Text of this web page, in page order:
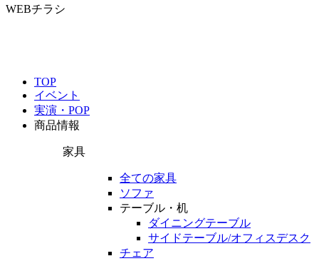
WEBチラシ
TOP
イベント
実演・POP
商品情報
家具
全ての家具
ソファ
テーブル・机
ダイニングテーブル
サイドテーブル/オフィスデスク
チェア